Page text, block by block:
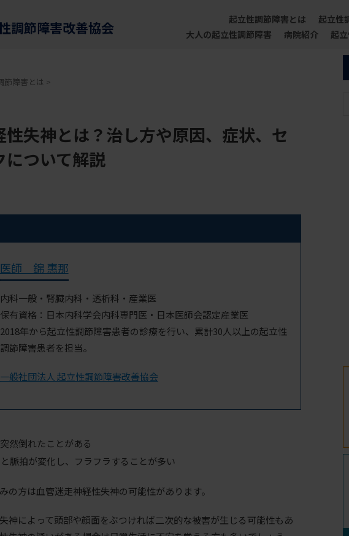
調節障害改善協会 起立性調節障害とは 起立性
大人の起立性調節障害
病院紹介 起
節障害とは >
失神とは？治し方や原因、症状、セ
について解説
医師 錦 惠那
内科一般・腎臓内科・透析科・産業医
保有資格：日本内科学会内科専門医・日本医師会認定産業医
2018年から起立性調節障害患者の診療を行い、累計30人以上の起立性
調節障害患者を担当。
一般社団法人 起立性調節障害改善協会
然倒れたことがある
脈拍が変化し、フラフラすることが多い
の方は血管迷走神経性失神の可能性があります。
神によって頭部や顔面をぶつければ二次的な被害が生じる可能性もあ